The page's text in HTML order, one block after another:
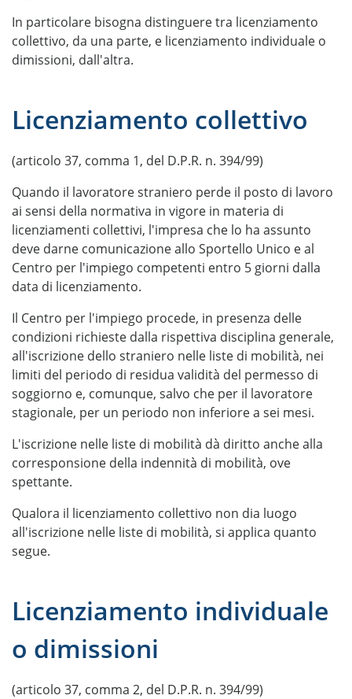
In particolare bisogna distinguere tra licenziamento
collettivo, da una parte, e licenziamento individuale o
dimissioni, dall'altra.
Licenziamento collettivo
(articolo 37, comma 1, del D.P.R. n. 394/99)
Quando il lavoratore straniero perde il posto di lavoro
ai sensi della normativa in vigore in materia di
licenziamenti collettivi, l'impresa che lo ha assunto
deve darne comunicazione allo Sportello Unico e al
Centro per l'impiego competenti entro 5 giorni dalla
data di licenziamento.
Il Centro per l'impiego procede, in presenza delle
condizioni richieste dalla rispettiva disciplina generale,
all'iscrizione dello straniero nelle liste di mobilità, nei
limiti del periodo di residua validità del permesso di
soggiorno e, comunque, salvo che per il lavoratore
stagionale, per un periodo non inferiore a sei mesi.
L'iscrizione nelle liste di mobilità dà diritto anche alla
corresponsione della indennità di mobilità, ove
spettante.
Qualora il licenziamento collettivo non dia luogo
all'iscrizione nelle liste di mobilità, si applica quanto
segue.
Licenziamento individuale
o dimissioni
(articolo 37, comma 2, del D.P.R. n. 394/99)